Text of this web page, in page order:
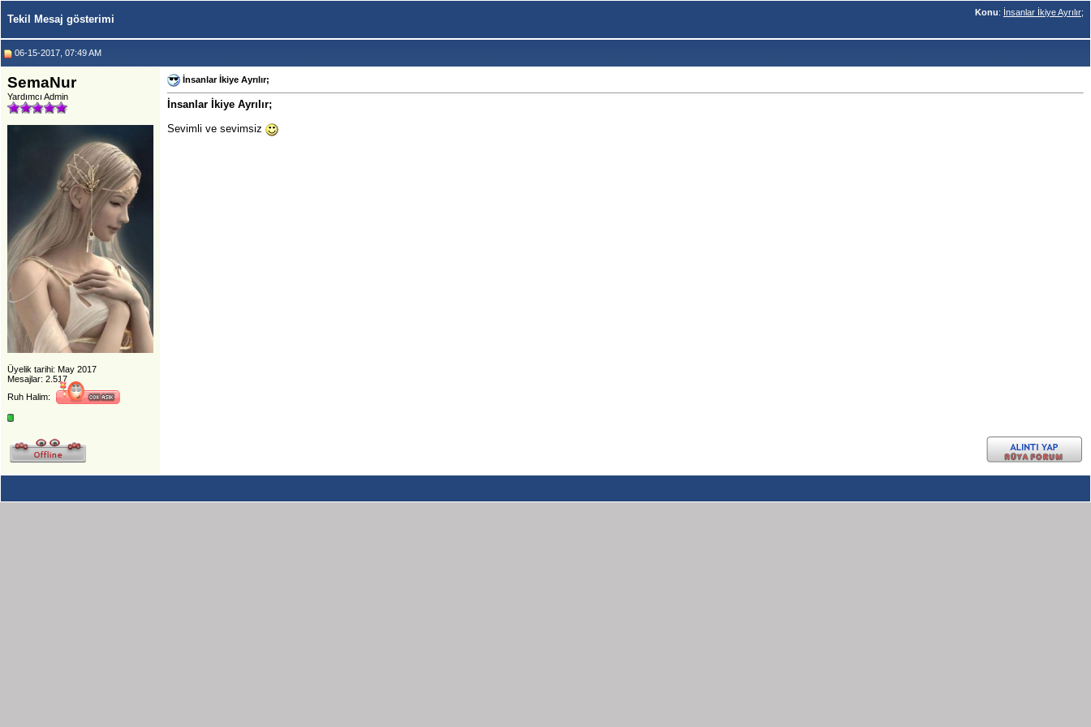
Konu: İnsanlar İkiye Ayrılır;
Tekil Mesaj gösterimi
06-15-2017, 07:49 AM
SemaNur
Yardımcı Admin
Üyelik tarihi: May 2017
Mesajlar: 2.517
Ruh Halim:
İnsanlar İkiye Ayrılır;
İnsanlar İkiye Ayrılır;
Sevimli ve sevimsiz